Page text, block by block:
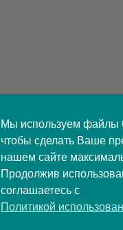
Мы используем файлы
чтобы сделать Ваше
нашем сайте
Продолжив
соглашаетесь с
Политикой